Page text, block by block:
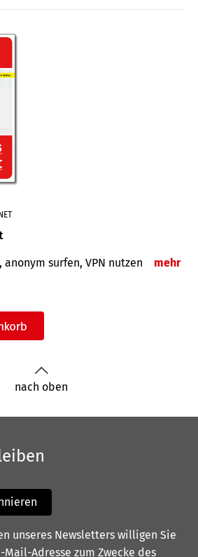
surfen, VPN nutzen mehr
nach oben
unseres Newsletters willigen Sie
Mail-Adresse zum Zwecke des